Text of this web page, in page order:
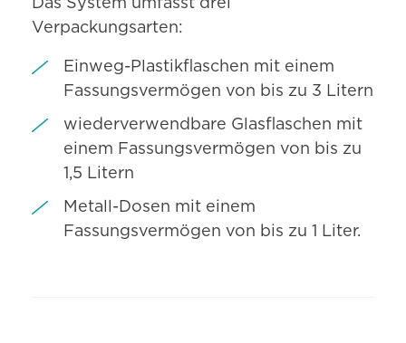
Das System umfasst drei
Verpackungsarten:
Einweg-Plastikflaschen mit einem
Fassungs­vermögen von bis zu 3 Litern
wiederverwendbare Glasflaschen mit
einem Fassungs­vermögen von bis zu
1,5 Litern
Metall-Dosen mit einem
Fassungsvermögen von bis zu 1 Liter.